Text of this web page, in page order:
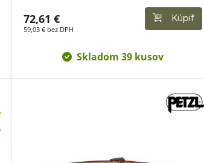
72,61 €
59,03 € bez DPH
Kúpiť
Skladom 39 kusov